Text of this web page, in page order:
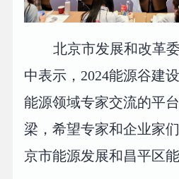
北京市发展和改革
中表示，2024能源谷建
能源领域专家交流的平
梁，希望专家和企业家
京市能源发展和昌平区能